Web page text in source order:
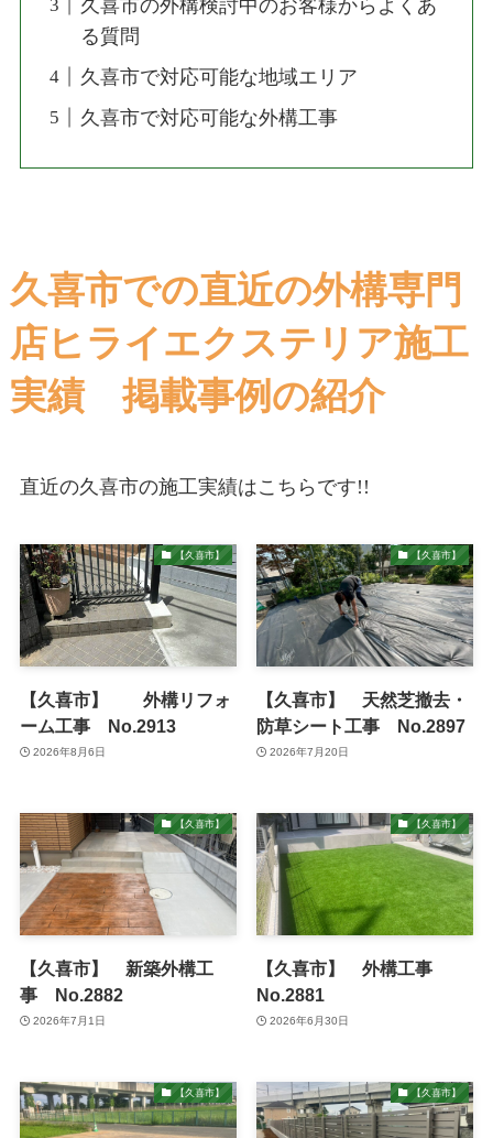
久喜市の外構検討中のお客様からよくあ
る質問
久喜市で対応可能な地域エリア
久喜市で対応可能な外構工事
久喜市での直近の外構専門
店ヒライエクステリア施工
実績 掲載事例の紹介
直近の久喜市の施工実績はこちらです!!
【久喜市】
【久喜市】 外構リフォ
ーム工事 No.2913
2026年8月6日
【久喜市】
【久喜市】 天然芝撤去・
防草シート工事 No.2897
2026年7月20日
【久喜市】
【久喜市】 新築外構工
事 No.2882
2026年7月1日
【久喜市】
【久喜市】 外構工事
No.2881
2026年6月30日
【久喜市】 【久喜市】